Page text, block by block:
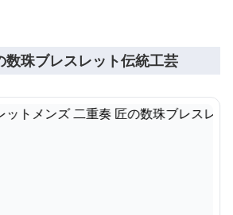
数珠ブレスレット伝統工芸